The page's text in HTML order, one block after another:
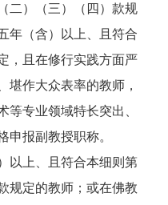
二）（三）（四）款规
年（含）以上、且符合
，且在修行实践方面严
堪作大众表率的教师，
等专业领域特长突出、
申报副教授职称。
上、且符合本细则第
规定的教师；或在佛教